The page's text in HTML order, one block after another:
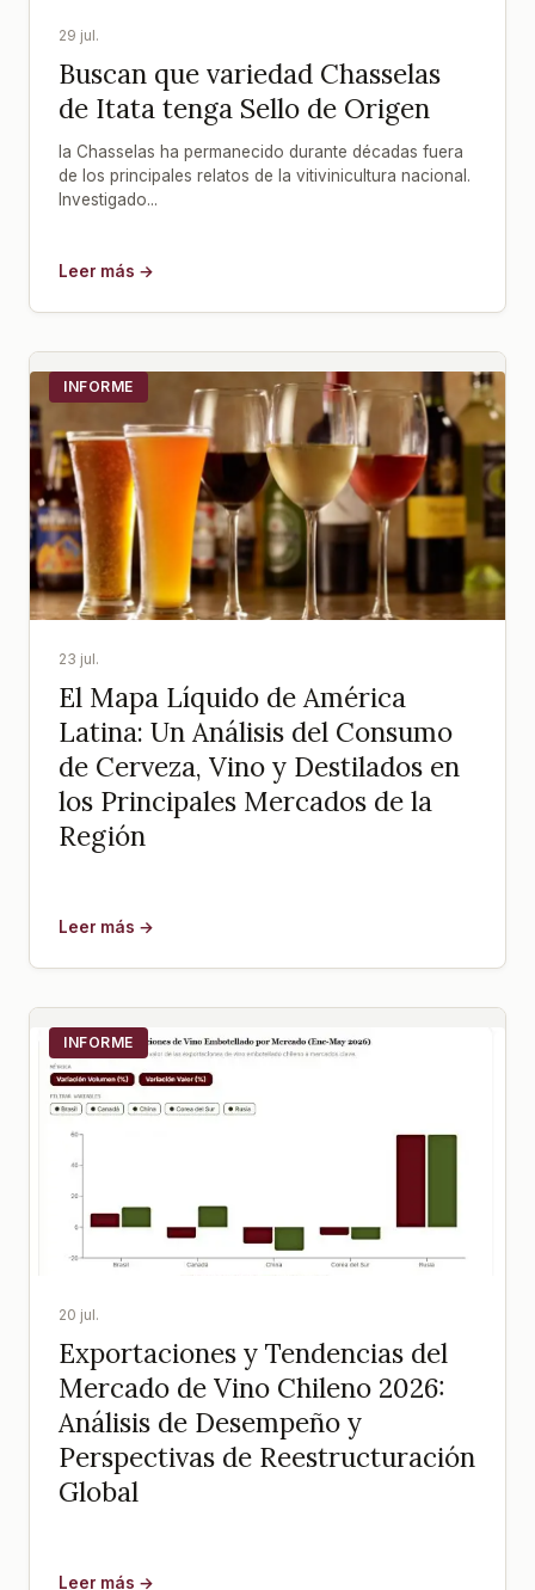
29 jul.
Buscan que variedad Chasselas
de Itata tenga Sello de Origen
la Chasselas ha permanecido durante décadas fuera
de los principales relatos de la vitivinicultura nacional.
Investigado...
Leer más →
INFORME
23 jul.
El Mapa Líquido de América
Latina: Un Análisis del Consumo
de Cerveza, Vino y Destilados en
los Principales Mercados de la
Región
Leer más →
INFORME
20 jul.
Exportaciones y Tendencias del
Mercado de Vino Chileno 2026:
Análisis de Desempeño y
Perspectivas de Reestructuración
Global
Leer más →